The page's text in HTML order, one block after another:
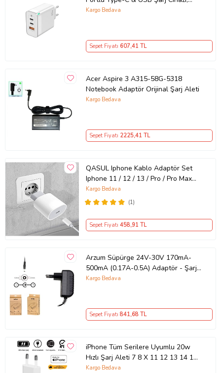
GaN Teknolojili 65W Hızlı Şarj Cihazı
Adaptörü – Type-C ve USB Çıkışlı,
Evrensel 65W Duvar Tipi Şarj
Kargo Bedava
Sepet Fiyatı 607,41 TL
Acer Aspire 3 A315-58G-5318
Notebook Adaptör Orijinal Şarj Aleti
Kargo Bedava
Sepet Fiyatı 2225,41 TL
QASUL Iphone Kablo Adaptör Set
Iphone 11 / 12 / 13 / Pro / Pro Max
Uyumlu Şarj Aleti Seti
(1)
Kargo Bedava
Sepet Fiyatı 458,91 TL
Arzum Süpürge 24V-30V 170mA-
500mA (0.17A-0.5A) Adaptör - Şarj
Aleti RETRO
Kargo Bedava
Sepet Fiyatı 841,68 TL
iPhone Tüm Serilere Uyumlu 20w
Hızlı Şarj Aleti 7 8 X 11 12 13 14 15
16 İçin Type-C Girişli Adaptör
Kargo Bedava